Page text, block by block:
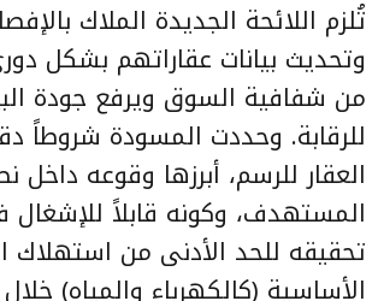
تُلزم اللائحة الجديدة الملاك
وتحديث بيانات عقاراتهم بشكل
من شفافية السوق ويرفع جودة
للرقابة. وحددت المسودة شروطاً
العقار للرسم، أبرزها وقوعه داخل
المستهدف، وكونه قابلاً للإشغال
تحقيقه للحد الأدنى من استهلاك
الأساسية (كالكهرباء والمياه)